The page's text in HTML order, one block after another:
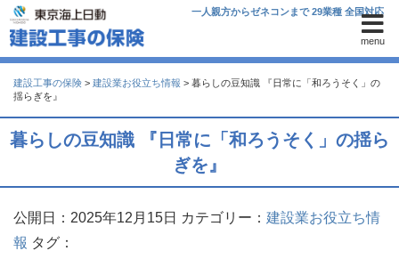
menu
一人親方からゼネコンまで 29業種 全国対応
建設工事の保険 > 建設業お役立ち情報 > 暮らしの豆知識 『日常に「和ろうそく」の
揺らぎを』
暮らしの豆知識 『日常に「和ろうそく」の揺ら
ぎを』
公開日：2025年12月15日 カテゴリー： 建設業お役立ち情
報 タグ：